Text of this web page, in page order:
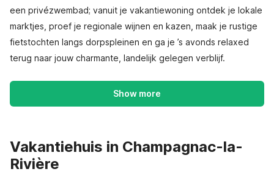
een privézwembad; vanuit je vakantiewoning ontdek je lokale
marktjes, proef je regionale wijnen en kazen, maak je rustige
fietstochten langs dorpspleinen en ga je ’s avonds relaxed
terug naar jouw charmante, landelijk gelegen verblijf.
Show more
Vakantiehuis in Champagnac-la-
Rivière